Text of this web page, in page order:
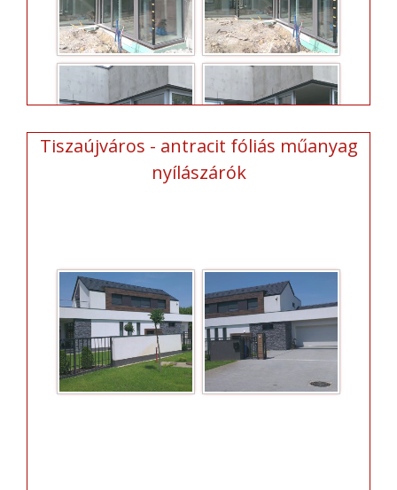
Tiszaújváros - antracit fóliás műanyag
nyílászárók